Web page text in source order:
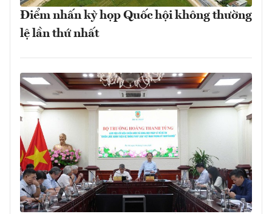
Điểm nhấn kỳ họp Quốc hội không thường
lệ lần thứ nhất